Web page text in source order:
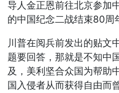
导人金正恩前往北京参加
的中国纪念二战结束80周
川普在阅兵前发出的贴文
题要回答，那就是不知中
及，美利坚合众国为帮助
国入侵者从而获得自由而